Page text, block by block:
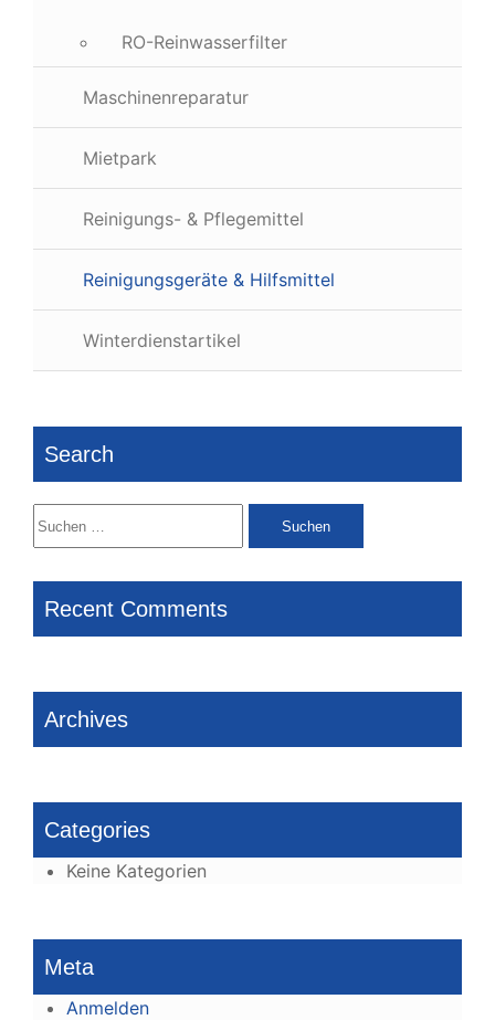
RO-Reinwasserfilter
Maschinenreparatur
Mietpark
Reinigungs- & Pflegemittel
Reinigungsgeräte & Hilfsmittel
Winterdienstartikel
Search
Suchen
nach:
Recent Comments
Archives
Categories
Keine Kategorien
Meta
Anmelden